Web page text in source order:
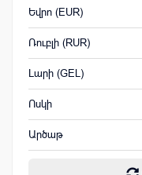
Եվրո (EUR)
Ռուբլի (RUR)
Լարի (GEL)
Ոսկի
Արծաթ